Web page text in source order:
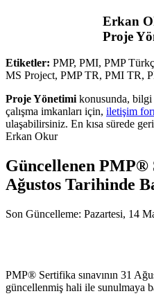
Erkan
Proje
Etiketler: PMP, PMI, PMP
MS Project, PMP TR, PMI TR,
Proje Yönetimikonusunda, bilgi
çalışma imkanları için, iletişim
ulaşabilirsiniz. En kısa sürede
Erkan Okur
Güncellenen PMP®
Ağustos Tarihinde
Son Güncelleme: Pazartesi, 14
PMP® Sertifika sınavının 31
güncellenmiş hali ile sunulmaya